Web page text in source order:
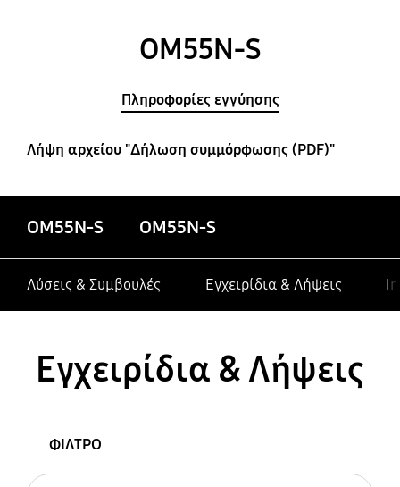
OM55N-S
Πληροφορίες εγγύησης
Λήψη αρχείου "Δήλωση συμμόρφωσης (PDF)"
OM55N-S OM55N-S
Λύσεις & Συμβουλές Εγχειρίδια & Λήψεις
Εγχειρίδια & Λήψεις
ΦΙΛΤΡΟ